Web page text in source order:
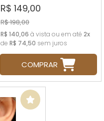
R$ 149,00
R$ 198,00
R$ 140,06 à vista ou em até 2x
de R$ 74,50 sem juros
COMPRAR